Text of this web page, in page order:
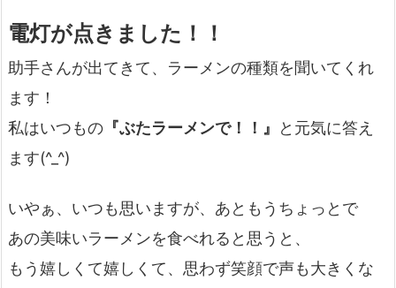
電灯が点きました！！
助手さんが出てきて、ラーメンの種類を聞いてくれ
ます！
私はいつもの 『ぶたラーメンで！！』
と元気に答え
ます(^_^)
いやぁ、いつも思いますが、あともうちょっとで
あの美味いラーメンを食べれると思うと、
もう嬉しくて嬉しくて、思わず笑顔で声も大きくな